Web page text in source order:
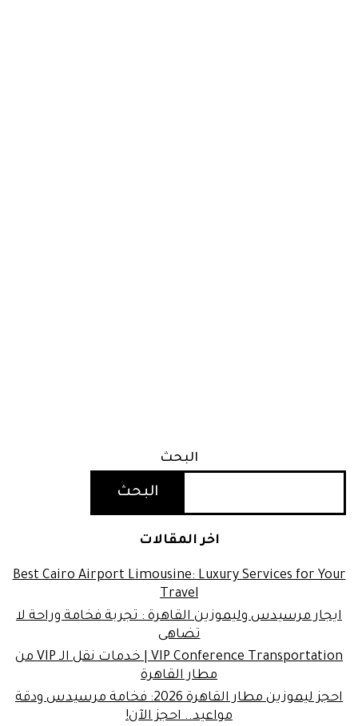
البحث
البحث
اخر المقالات
Best Cairo Airport Limousine: Luxury Services for Your
Travel
ايجار مرسيدس وليموزين القاهرة : تجربة فخامة وراحة لا
تضاهى
VIP Conference Transportation | خدمات نقل الـ VIP من
مطار القاهرة
احجز ليموزين مطار القاهرة 2026: فخامة مرسيدس ودقة
مواعيد.. احجز الآن!